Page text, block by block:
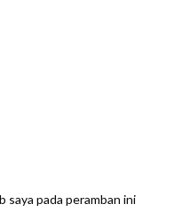
saya pada peramban ini